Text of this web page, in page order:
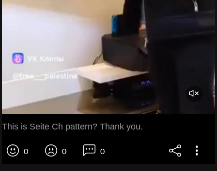
This is Seite Ch pattern? Thank you.
0 0 0